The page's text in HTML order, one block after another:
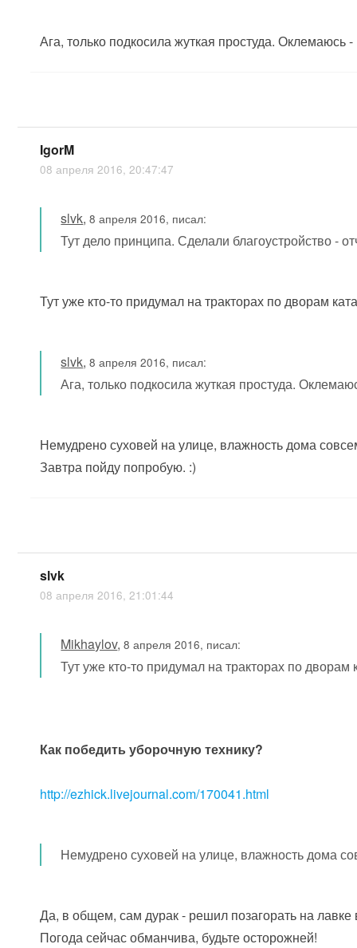
Ага, только подкосила жуткая простуда. Оклемаюсь
IgorM
08 апреля 2016, 20:47:47
slvk,8 апреля 2016, писал:
Тут дело принципа. Сделали благоустройство -
Тут уже кто-то придумал на тракторах по дворам
slvk,8 апреля 2016, писал:
Ага, только подкосила жуткая простуда.
Немудрено суховей на улице, влажность дома
Завтра пойду попробую. :)
slvk
08 апреля 2016, 21:01:44
Mikhaylov,8 апреля 2016, писал:
Тут уже кто-то придумал на тракторах по
Как победить уборочную технику?
http://ezhick.livejournal.com/170041.html
Немудрено суховей на улице, влажность дома
Да, в общем, сам дурак - решил позагорать на
Погода сейчас обманчива, будьте осторожней!